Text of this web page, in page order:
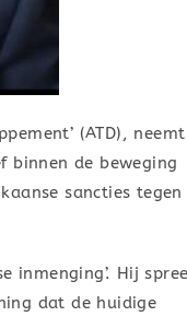
(ATD),
binnen de beweging
sancties tegen
inmenging’. Hij
dat de huidige